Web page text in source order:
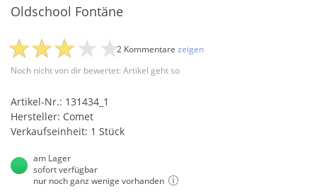
Oldschool Fontäne
Noch nicht von dir bewertet: Artikel geht so
2 Kommentare zeigen
Artikel-Nr.: 131434_1
Hersteller: Comet
Verkaufseinheit: 1 Stück
am Lager
sofort verfügbar
nur noch ganz wenige vorhanden